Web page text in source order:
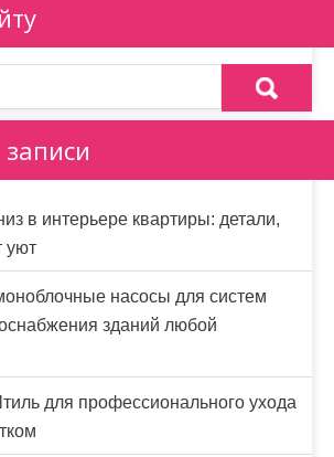
в интерьере квартиры: детали,
уют
насосы для систем
зданий любой
для профессионального ухода